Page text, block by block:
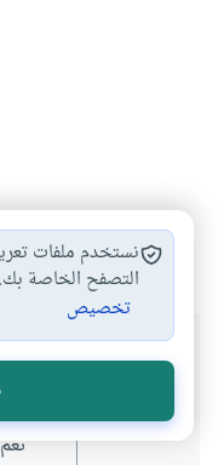
تربية الأبناء
هل
نعم
نستخدم ملفات
التصفح الخاصة
تخصيص